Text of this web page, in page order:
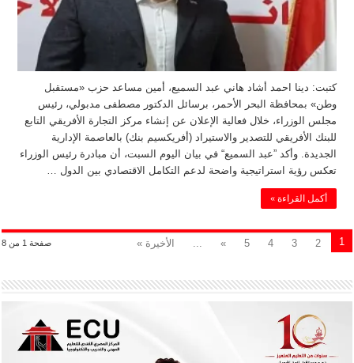
كتبت: دينا احمد أشاد هاني عبد السميع، أمين مساعد حزب «مستقبل
وطن» بمحافظة البحر الأحمر، برسائل الدكتور مصطفى مدبولي، رئيس
مجلس الوزراء، خلال فعالية الإعلان عن إنشاء مركز التجارة الأفريقي التابع
للبنك الأفريقي للتصدير والاستيراد (أفريكسيم بنك) بالعاصمة الإدارية
الجديدة. وأكد ”عبد السميع“ في بيان اليوم السبت، أن مبادرة رئيس الوزراء
تعكس رؤية استراتيجية واضحة لدعم التكامل الاقتصادي بين الدول …
أكمل القراءة »
صفحة 1 من 8 1
2
3
4
5
» الأخيرة »